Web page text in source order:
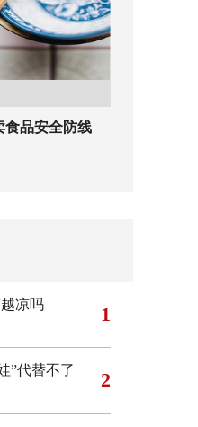
食品安全防线
凉吗 1
”代替不了
2